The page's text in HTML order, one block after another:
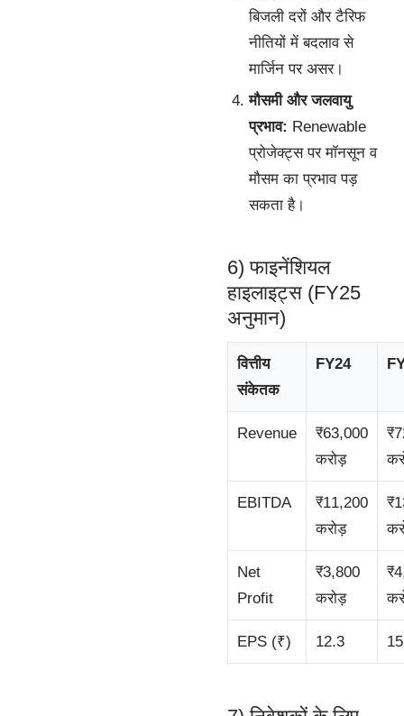
बिजली दरों और टैरिफ
नीतियों में बदलाव से
मार्जिन पर असर।
मौसमी और जलवायु
प्रभाव: Renewable
प्रोजेक्ट्स पर मॉनसून व
मौसम का प्रभाव पड़
सकता है।
6) फाइनेंशियल
हाइलाइट्स (FY25
अनुमान)
वित्तीय
संकेतक
FY24
Revenue
₹63,000
करोड़
EBITDA
₹11,200
करोड़
Net
Profit
₹3,800
करोड़
EPS (₹) 12.3